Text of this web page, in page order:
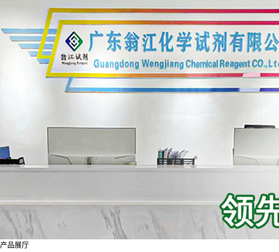
产品展厅